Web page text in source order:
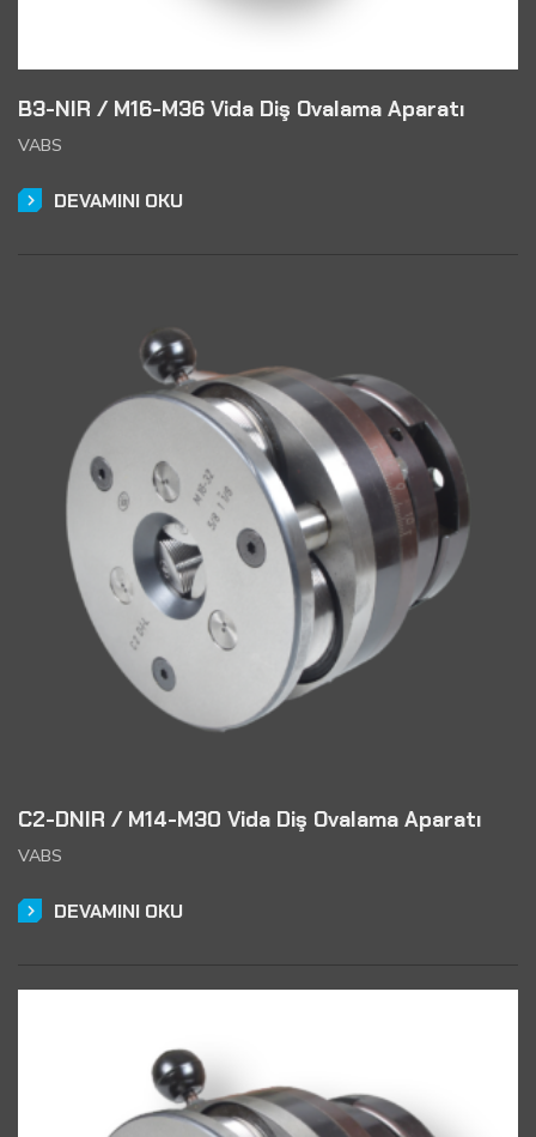
B3-NIR / M16-M36 Vida Diş Ovalama Aparatı
VABS
DEVAMINI OKU
C2-DNIR / M14-M30 Vida Diş Ovalama Aparatı
VABS
DEVAMINI OKU